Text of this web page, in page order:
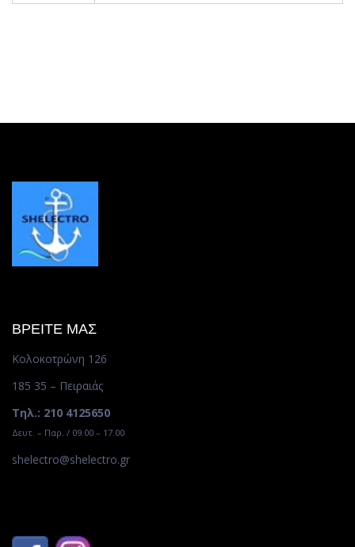
ΒΡΕΙΤΕ ΜΑΣ
Κολοκοτρώνη 126
185 35 – Πειραιάς
Τηλ.: 210 4125650
Δευτ. – Παρ. / 09.00 – 17.00
shelectro@shelectro.gr